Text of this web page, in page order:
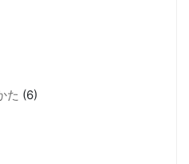
た (6)